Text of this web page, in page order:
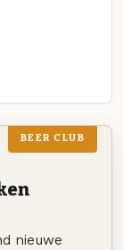
BEER CLUB
nieuwe